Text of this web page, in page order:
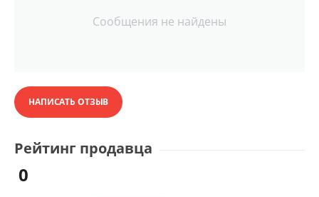
Сообщения не найдены
НАПИСАТЬ ОТЗЫВ
Рейтинг продавца
0